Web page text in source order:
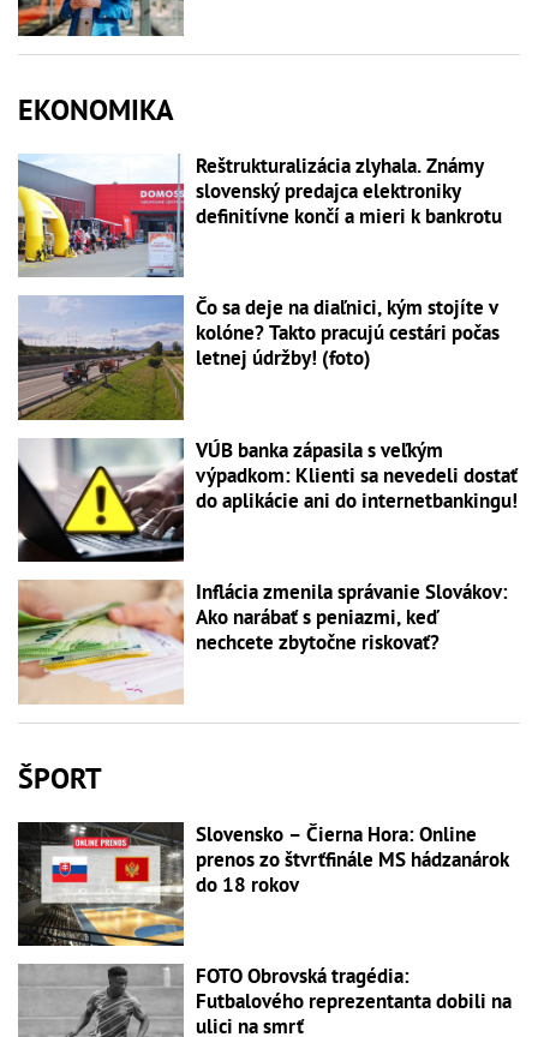
EKONOMIKA
Reštrukturalizácia zlyhala. Známy
slovenský predajca elektroniky
definitívne končí a mieri k bankrotu
Čo sa deje na diaľnici, kým stojíte v
kolóne? Takto pracujú cestári počas
letnej údržby! (foto)
VÚB banka zápasila s veľkým
výpadkom: Klienti sa nevedeli dostať
do aplikácie ani do internetbankingu!
Inflácia zmenila správanie Slovákov:
Ako narábať s peniazmi, keď
nechcete zbytočne riskovať?
ŠPORT
Slovensko – Čierna Hora: Online
prenos zo štvrťfinále MS hádzanárok
do 18 rokov
FOTO Obrovská tragédia:
Futbalového reprezentanta dobili na
ulici na smrť